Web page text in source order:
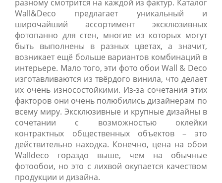
разному смотрится на каждой из фактур. Каталог
Wall&Deco предлагает уникальный и
широчайший ассортимент эксклюзивных
фотопанно для стен, многие из которых могут
быть выполнены в разных цветах, а значит,
возникает ещё больше вариантов комбинаций в
интерьере. Мало того, эти фото обои Wall & Deco
изготавливаются из твёрдого винила, что делает
их очень износостойкими. Из-за сочетания этих
факторов они очень полюбились дизайнерам по
всему миру. Эксклюзивные и крупные дизайны в
сочетании с возможностью оклейки
контрактных общественных объектов – это
действительно находка. Конечно, цена на обои
Walldeco гораздо выше, чем на обычные
фотообои, но это с лихвой окупается качеством
продукции и дизайна.